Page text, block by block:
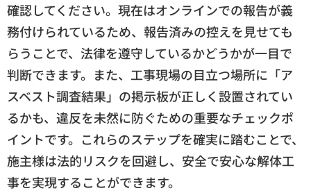
確認してください。現在はオンラインでの報告が義
務付けられているため、報告済みの控えを見せても
らうことで、法律を遵守しているかどうかが一目で
判断できます。また、工事現場の目立つ場所に「ア
スベスト調査結果」の掲示板が正しく設置されてい
るかも、違反を未然に防ぐための重要なチェックポ
イントです。これらのステップを確実に踏むことで、
施主様は法的リスクを回避し、安全で安心な解体工
事を実現することができます。